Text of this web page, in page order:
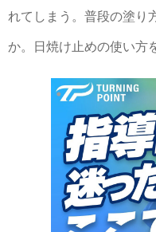
れてしまう。普段の塗り
か。日焼け止めの使い方